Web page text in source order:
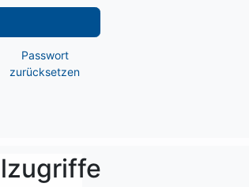
Passwort
zurücksetzen